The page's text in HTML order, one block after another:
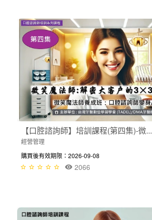
【口腔諮詢師】培訓課程(第四集)-微...
經營管理
購買後有效期限：2026-09-08
2066